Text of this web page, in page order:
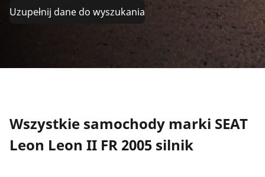
Uzupełnij dane do wyszukania
Wszystkie samochody marki SEAT
Leon Leon II FR 2005 silnik